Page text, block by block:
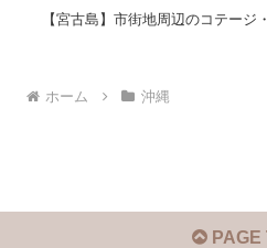
【宮古島】市街地周辺のコテージ
ホーム 沖縄
PAGE